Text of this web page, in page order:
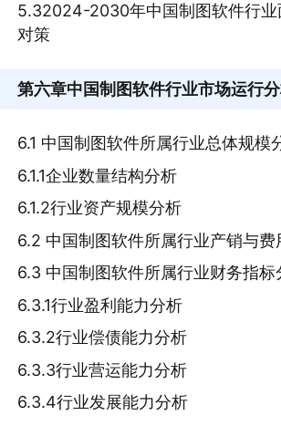
5.32024-2030年中国制图软件行业
对策
第六章中国制图软件行业市场运行
6.1 中国制图软件所属行业总体规模
6.1.1企业数量结构分析
6.1.2行业资产规模分析
6.2 中国制图软件所属行业产销与费
6.3 中国制图软件所属行业财务指标
6.3.1行业盈利能力分析
6.3.2行业偿债能力分析
6.3.3行业营运能力分析
6.3.4行业发展能力分析